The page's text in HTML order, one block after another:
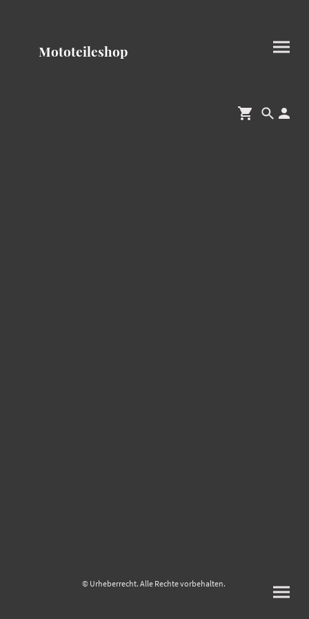
Mototeileshop
© Urheberrecht. Alle Rechte vorbehalten.